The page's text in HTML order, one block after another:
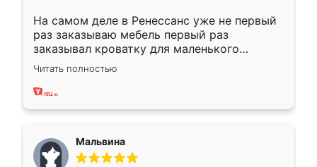
На самом деле в Ренессанс уже не первый
раз заказываю мебель первый раз
заказывал кроватку для маленького
ребёнка при его рождении ,во второй раз
заказал шкаф-купе. По качеству очень
хорошее сборка достаточно быстрая,
меньше, здесь же он более разнообразный.
Мне нравится ,если что-то потребуется из
Читать полностью
Мальвина